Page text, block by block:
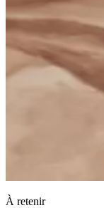
À retenir